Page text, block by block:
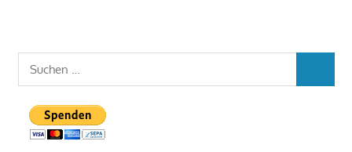
Suchen
nach: